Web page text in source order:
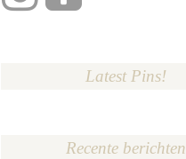
Latest Pins!
Recente berichten